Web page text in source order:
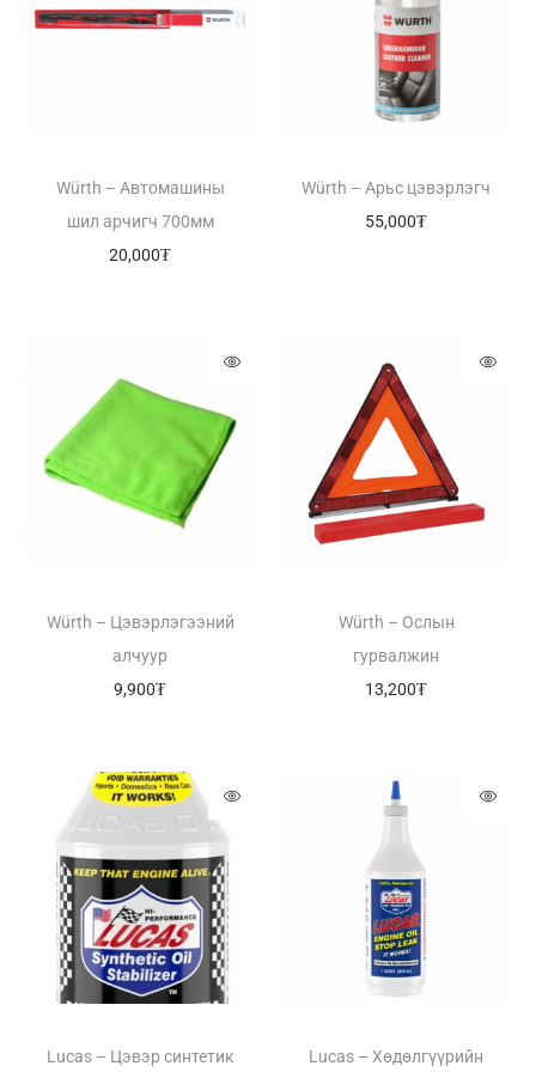
Würth – Автомашины
шил арчигч 700мм
20,000₮
Würth – Арьс цэвэрлэгч
55,000₮
Würth – Цэвэрлэгээний
алчуур
9,900₮
Würth – Ослын
гурвалжин
13,200₮
Lucas – Цэвэр синтетик Lucas – Хөдөлгүүрийн